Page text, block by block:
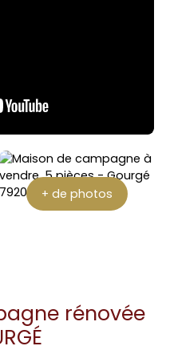
+ de photos
rénovée